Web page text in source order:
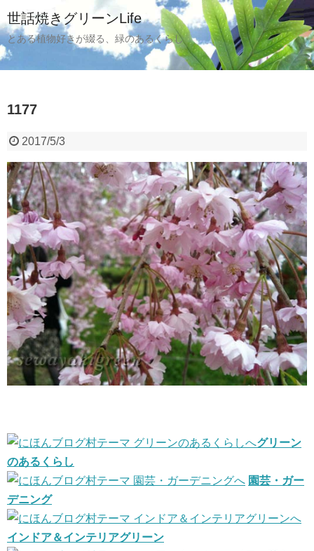
世話焼きグリーンLife
とある植物好きが綴る、緑のあるくらし
1177
2017/5/3
グリーン
のあるくらし
園芸・ガー
デニング
インドア＆インテリアグリーン